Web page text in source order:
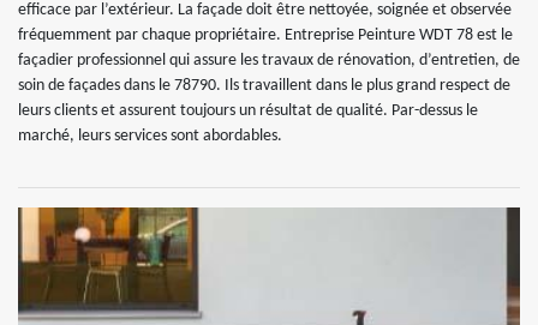
efficace par l’extérieur. La façade doit être nettoyée, soignée et observée
fréquemment par chaque propriétaire. Entreprise Peinture WDT 78 est le
façadier professionnel qui assure les travaux de rénovation, d’entretien, de
soin de façades dans le 78790. Ils travaillent dans le plus grand respect de
leurs clients et assurent toujours un résultat de qualité. Par-dessus le
marché, leurs services sont abordables.